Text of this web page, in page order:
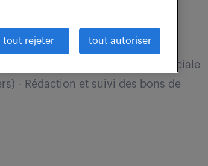
000 € / an
avec une équipe commerciale
- Rédaction et suivi des bons de
tout rejeter tout autoriser